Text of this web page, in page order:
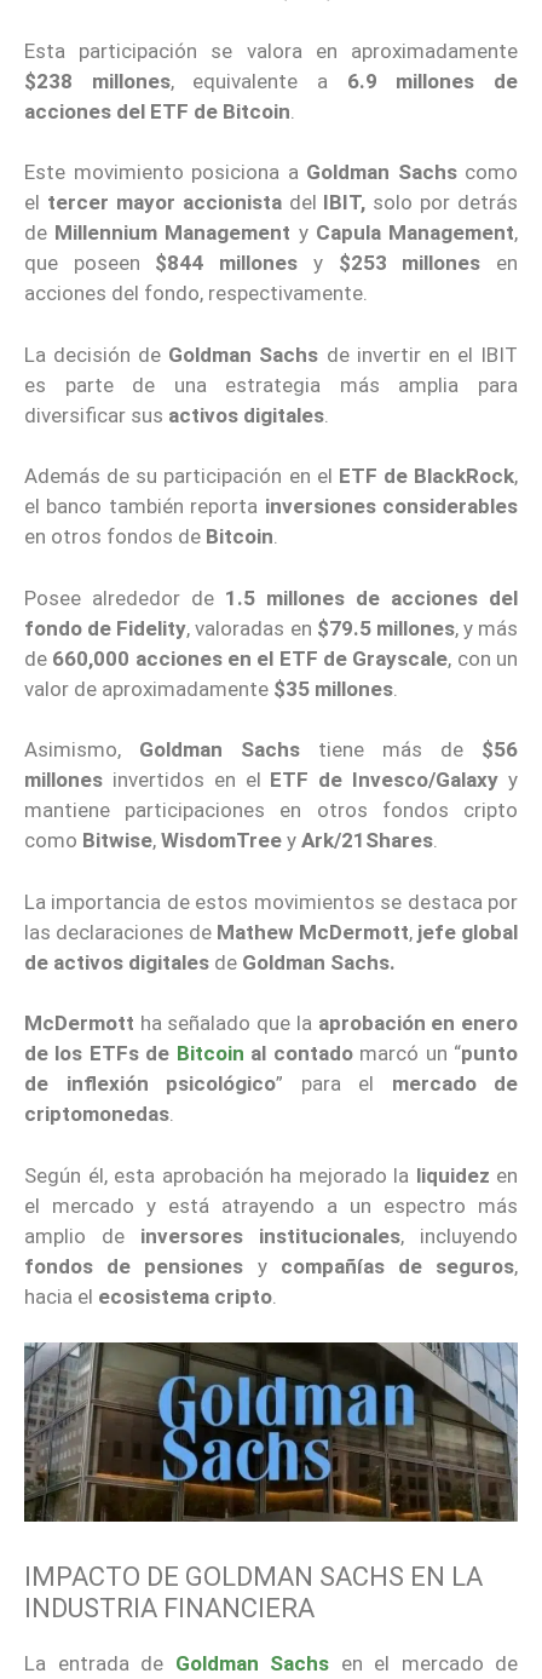
Esta participación se valora en aproximadamente
$238 millones, equivalente a 6.9 millones de
acciones del ETF de Bitcoin
Este movimiento posiciona a Goldman Sachscomo
el tercer mayor accionistadel IBIT, solo por detrás
de Millennium Management y Capula Management,
que poseen $844 millones y $253 millones en
acciones del fondo, respectivamente.
La decisión de Goldman Sachs de invertir en el IBIT
es parte de una estrategia más amplia para
diversificar sus activos digitales
Además de su participación en el ETF de BlackRock,
el banco también reporta inversiones considerables
en otros fondos de Bitcoin.
Posee alrededor de 1.5 millones de acciones del
fondo de Fidelity, valoradas en $79.5 millones, y más
de 660,000 acciones en el ETF de Grayscale, con un
valor de aproximadamente $35 millones
Asimismo, Goldman Sachs tiene más de $56
millones invertidos en el ETF de Invesco/Galaxy y
mantiene participaciones en otros fondos cripto
como Bitwise, WisdomTree y Ark/21Shares.
La importancia de estos movimientos se destaca por
las declaraciones de Mathew McDermott, jefe global
de activos digitales de Goldman Sachs.
McDermott ha señalado que la aprobación en enero
de los ETFs de Bitcoin al contadomarcó un “punto
de inflexión psicológico” para el mercado de
criptomonedas.
Según él, esta aprobación ha mejorado la liquidez en
el mercado y está atrayendo a un espectro más
amplio de inversores institucionales, incluyendo
fondos de pensiones y compañías de seguros,
hacia el ecosistema cripto
IMPACTO DE GOLDMAN SACHS EN LA
INDUSTRIA FINANCIERA
La entrada de Goldman Sachs en el mercado de